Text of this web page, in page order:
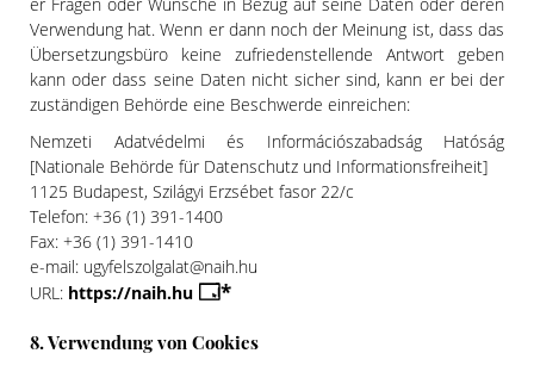
er Fragen oder Wünsche in Bezug auf seine Daten oder deren
Verwendung hat. Wenn er dann noch der Meinung ist, dass das
Übersetzungsbüro keine zufriedenstellende Antwort geben
kann oder dass seine Daten nicht sicher sind, kann er bei der
zuständigen Behörde eine Beschwerde einreichen:
Nemzeti Adatvédelmi és Információszabadság Hatóság
[Nationale Behörde für Datenschutz und Informationsfreiheit]
1125 Budapest, Szilágyi Erzsébet fasor 22/c
Telefon: +36 (1) 391-1400
Fax: +36 (1) 391-1410
e-mail: ugyfelszolgalat@naih.hu
URL: https://naih.hu
8. Verwendung von Cookies